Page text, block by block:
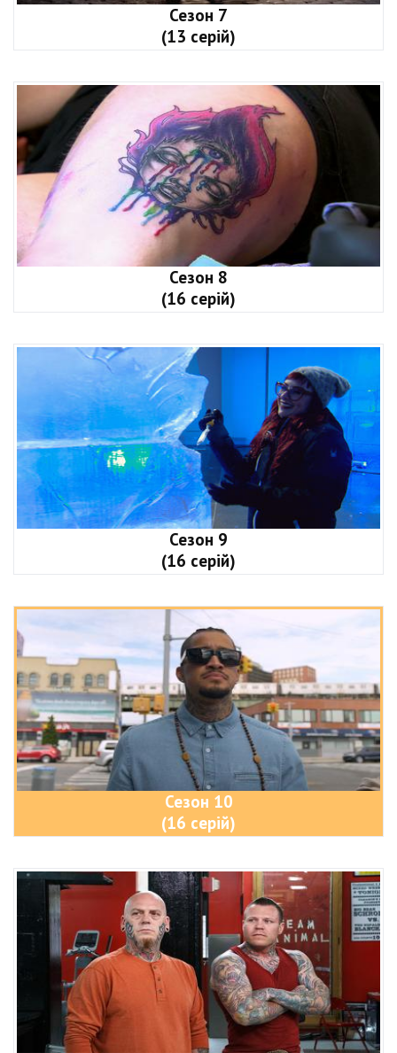
Сезон 7
(13 серій)
Сезон 8
(16 серій)
Сезон 9
(16 серій)
Сезон 10
(16 серій)